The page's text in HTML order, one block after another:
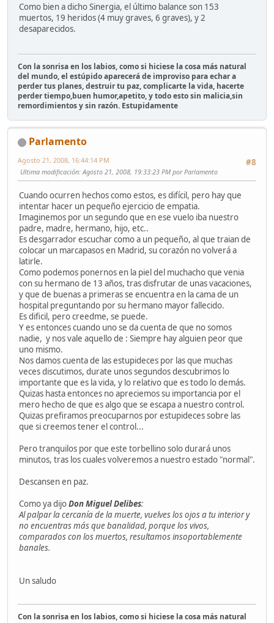
Como bien a dicho Sinergia, el último balance son 153
muertos, 19 heridos (4 muy graves, 6 graves), y 2
desaparecidos.
Con la sonrisa en los labios, como si hiciese la cosa más natural
del mundo, el estúpido aparecerá de improviso para echar a
perder tus planes, destruir tu paz, complicarte la vida, hacerte
perder tiempo,buen humor,apetito, y todo esto sin malicia,sin
remordimientos y sin razón. Estupidamente
Parlamento
#8
Agosto 21, 2008, 16:44:14 PM
Ultima modificación: Agosto 21, 2008, 19:33:23 PM por Parlamento
Cuando ocurren hechos como estos, es difícil, pero hay que
intentar hacer un pequeño ejercicio de empatia.
Imaginemos por un segundo que en ese vuelo iba nuestro
padre, madre, hermano, hijo, etc..
Es desgarrador escuchar como a un pequeño, al que traian de
colocar un marcapasos en Madrid, su corazón no volverá a
latirle.
Como podemos ponernos en la piel del muchacho que venia
con su hermano de 13 años, tras disfrutar de unas vacaciones,
y que de buenas a primeras se encuentra en la cama de un
hospital preguntando por su hermano mayor fallecido.
Es dificil, pero creedme, se puede.
Y es entonces cuando uno se da cuenta de que no somos
nadie, y nos vale aquello de : Siempre hay alguien peor que
uno mismo.
Nos damos cuenta de las estupideces por las que muchas
veces discutimos, durate unos segundos descubrimos lo
importante que es la vida, y lo relativo que es todo lo demás.
Quizas hasta entonces no apreciemos su importancia por el
mero hecho de que es algo que se escapa a nuestro control.
Quizas prefiramos preocuparnos por estupideces sobre las
que si creemos tener el control...
Pero tranquilos por que este torbellino solo durará unos
minutos, tras los cuales volveremos a nuestro estado "normal".
Descansen en paz.
Como ya dijoDon Miguel Delibes:
Al palpar la cercanía de la muerte, vuelves los ojos a tu interior y
no encuentras más que banalidad, porque los vivos,
comparados con los muertos, resultamos insoportablemente
banales.
Un saludo
Con la sonrisa en los labios, como si hiciese la cosa más natural